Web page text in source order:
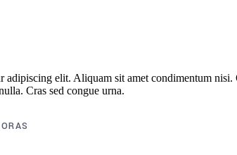
adipiscing elit. Aliquam sit amet condimentum
Cras sed congue urna.